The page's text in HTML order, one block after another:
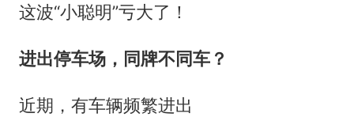
这波“小聪明”亏大了！
进出停车场，同牌不同车？
近期，有车辆频繁进出